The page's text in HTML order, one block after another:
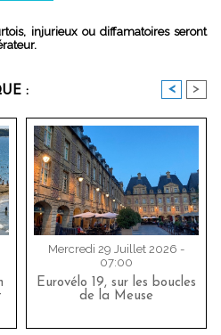
injurieux ou diffamatoires seront
: < >
Mercredi 29 Juillet 2026 -
07:00
Eurovélo 19, sur les boucles
de la Meuse